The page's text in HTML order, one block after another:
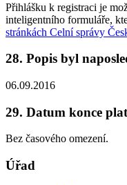
Přihlášku k registraci je
inteligentního formuláře,
stránkách Celní správy
28. Popis byl
06.09.2016
29. Datum konce
Bez časového omezení.
Úřad